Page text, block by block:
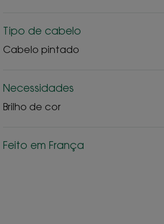
Tipo de cabelo
Cabelo pintado
Necessidades
Brilho de cor
Feito em França